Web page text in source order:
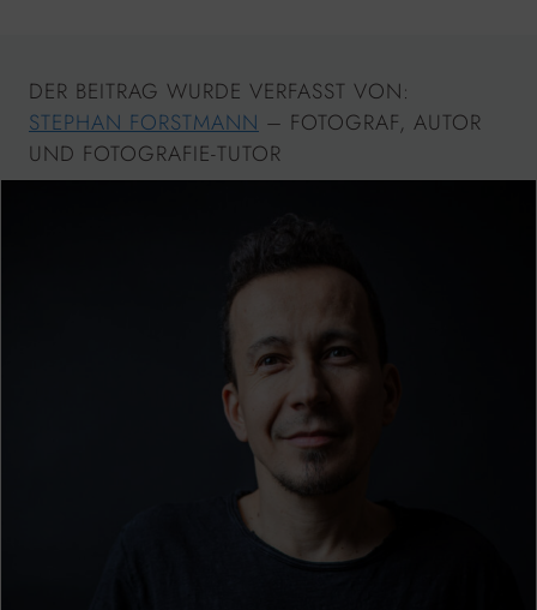
DER BEITRAG WURDE VERFASST VON:
STEPHAN FORSTMANN – FOTOGRAF, AUTOR
UND FOTOGRAFIE-TUTOR